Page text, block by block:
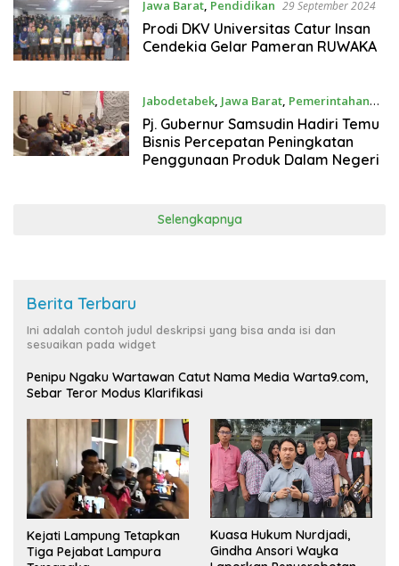
Jawa Barat, Pendidikan 29 September 2024
Prodi DKV Universitas Catur Insan
Cendekia Gelar Pameran RUWAKA
Jabodetabek, Jawa Barat, Pemerintahan
17 September 2024
Pj. Gubernur Samsudin Hadiri Temu
Bisnis Percepatan Peningkatan
Penggunaan Produk Dalam Negeri
Selengkapnya
Berita Terbaru
Ini adalah contoh judul deskripsi yang bisa anda isi dan
sesuaikan pada widget
Penipu Ngaku Wartawan Catut Nama Media Warta9.com,
Sebar Teror Modus Klarifikasi
Kejati Lampung Tetapkan
Tiga Pejabat Lampura
Kuasa Hukum Nurdjadi,
Gindha Ansori Wayka